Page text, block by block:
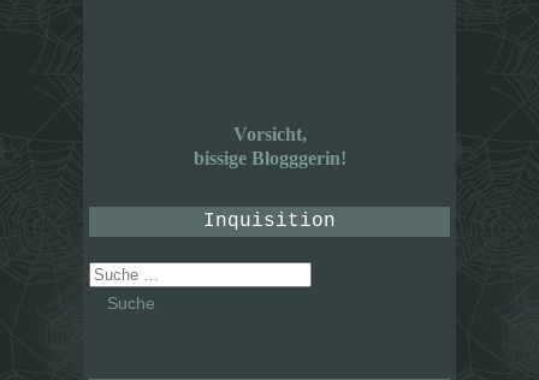
Vorsicht,
bissige Blogggerin!
Inquisition
Suche
nach: